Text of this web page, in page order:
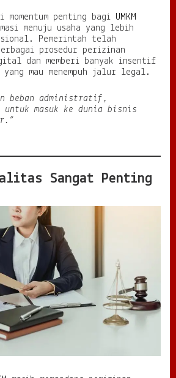
momentum penting bagi UMKM
menuju usaha yang lebih
Pemerintah telah
prosedur perizinan
dan memberi banyak insentif
mau menempuh jalur legal.
beban administratif,
masuk ke dunia bisnis
Sangat Penting